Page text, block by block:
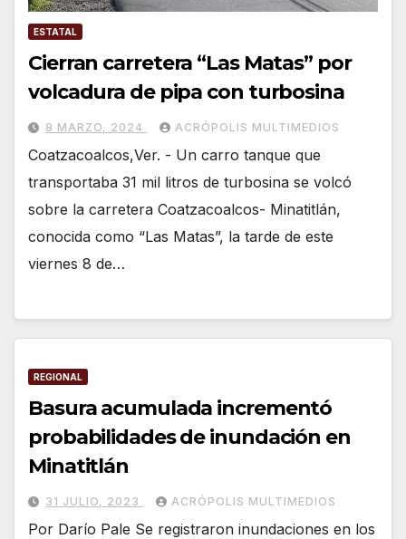
ESTATAL
Cierran carretera “Las Matas” por
volcadura de pipa con turbosina
8 MARZO, 2024 ACRÓPOLIS MULTIMEDIOS
Coatzacoalcos,Ver. - Un carro tanque que
transportaba 31 mil litros de turbosina se volcó
sobre la carretera Coatzacoalcos- Minatitlán,
conocida como “Las Matas”, la tarde de este
viernes 8 de…
REGIONAL
Basura acumulada incrementó
probabilidades de inundación en
Minatitlán
31 JULIO, 2023 ACRÓPOLIS MULTIMEDIOS
Por Darío Pale Se registraron inundaciones en los